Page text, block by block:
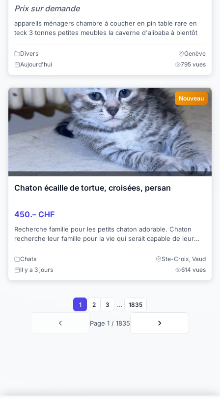
Prix sur demande
appareils ménagers chambre à coucher en pin table rare en
teck 3 tonnes petites meubles la caverne d'alibaba à bientôt
Divers
Genève
Aujourd'hui
795 vues
Nouveau
Chaton écaille de tortue, croisées, persan
450.– CHF
Recherche famille pour les petits chaton adorable. Chaton
recherche leur famille pour la vie qui serait capable de leur
Chats
Ste-Croix, Vaud
Il y a 3 jours
614 vues
Page 1 / 1835
1 2 3 … 1835